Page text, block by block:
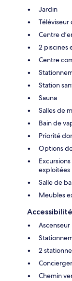
Jardin
Téléviseur
Centre
2 piscines
Centre
Station
Sauna
Salles de
Bain de
Priorité
Options
exploitées
Salle de
Meubles
Accessibilité
Ascenseur
2
Chemin